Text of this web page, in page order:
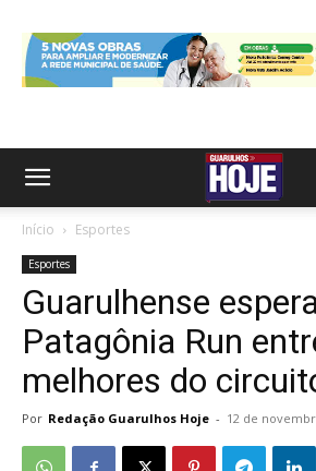
Início Esportes
Esportes
Guarulhense
Patagônia Run
melhores do
Por Redação Guarulhos Hoje - 12 de